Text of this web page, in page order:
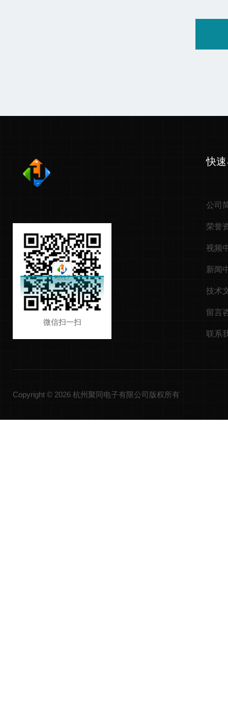
微信扫一扫
快
公司
荣誉
视频
新闻
技术
留言
联系
Copyright © 2026 杭州聚同电子有限公司版权所有